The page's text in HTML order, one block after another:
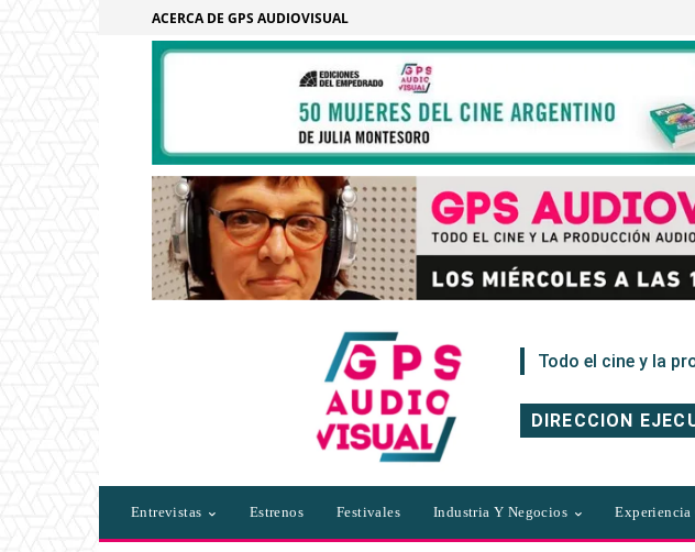
ACERCA DE GPS AUDIOVISUAL
Todo el cine y la
DIRECCION
Entrevistas Estrenos Festivales Industria Y Negocios Experiencia